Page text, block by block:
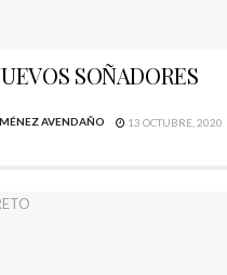
SOÑADORES
AVENDAÑO 13 OCTUBRE, 2020